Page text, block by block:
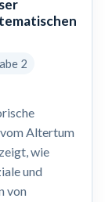
2
Altertum
wie
und
von